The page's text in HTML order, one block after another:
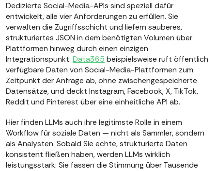
Dedizierte Social-Media-APIs sind speziell dafür
entwickelt, alle vier Anforderungen zu erfüllen. Sie
verwalten die Zugriffsschicht und liefern sauberes,
strukturiertes JSON in dem benötigten Volumen über
Plattformen hinweg durch einen einzigen
Integrationspunkt. Data365 beispielsweise ruft öffentlich
verfügbare Daten von Social-Media-Plattformen zum
Zeitpunkt der Anfrage ab, ohne zwischengespeicherte
Datensätze, und deckt Instagram, Facebook, X, TikTok,
Reddit und Pinterest über eine einheitliche API ab.
Hier finden LLMs auch ihre legitimste Rolle in einem
Workflow für soziale Daten — nicht als Sammler, sondern
als Analysten. Sobald Sie echte, strukturierte Daten
konsistent fließen haben, werden LLMs wirklich
leistungsstark: Sie fassen die Stimmung über Tausende